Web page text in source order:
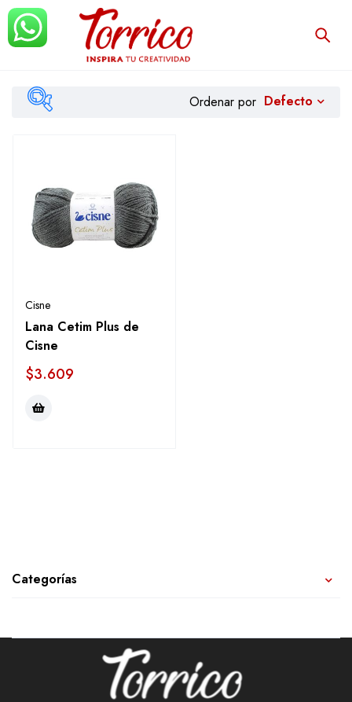
Categorías
Ordenar por Defecto
Cisne
Lana Cetim Plus de
Cisne
$3.609